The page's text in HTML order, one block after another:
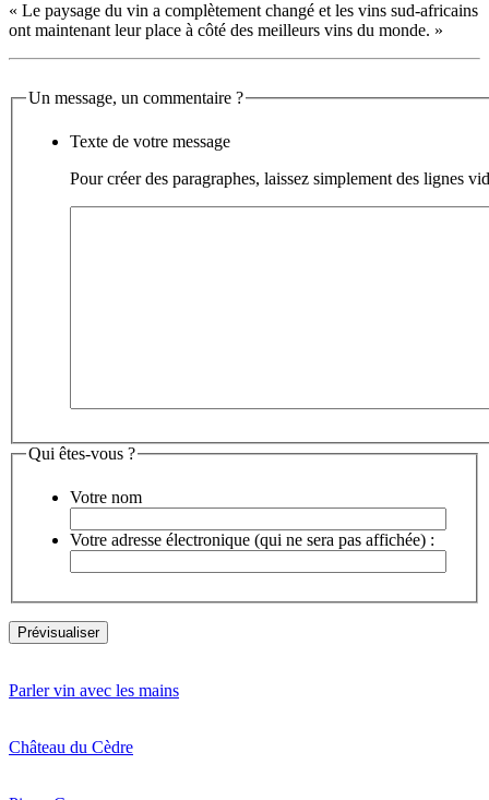
« Le paysage du vin a complètement changé et les vins sud-africains
ont maintenant leur place à côté des meilleurs vins du monde. »
Un message, un commentaire ?
Texte de votre message
Pour créer des paragraphes, laissez simplement des lignes
Qui êtes-vous ?
Votre nom
Votre adresse électronique (qui ne sera pas affichée) :
Parler vin avec les mains
Château du Cèdre